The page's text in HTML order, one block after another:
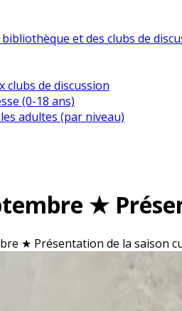
et des clubs de
clubs de discussion
(0-18 ans)
adultes (par niveau)
★
★ Présentation de la saison